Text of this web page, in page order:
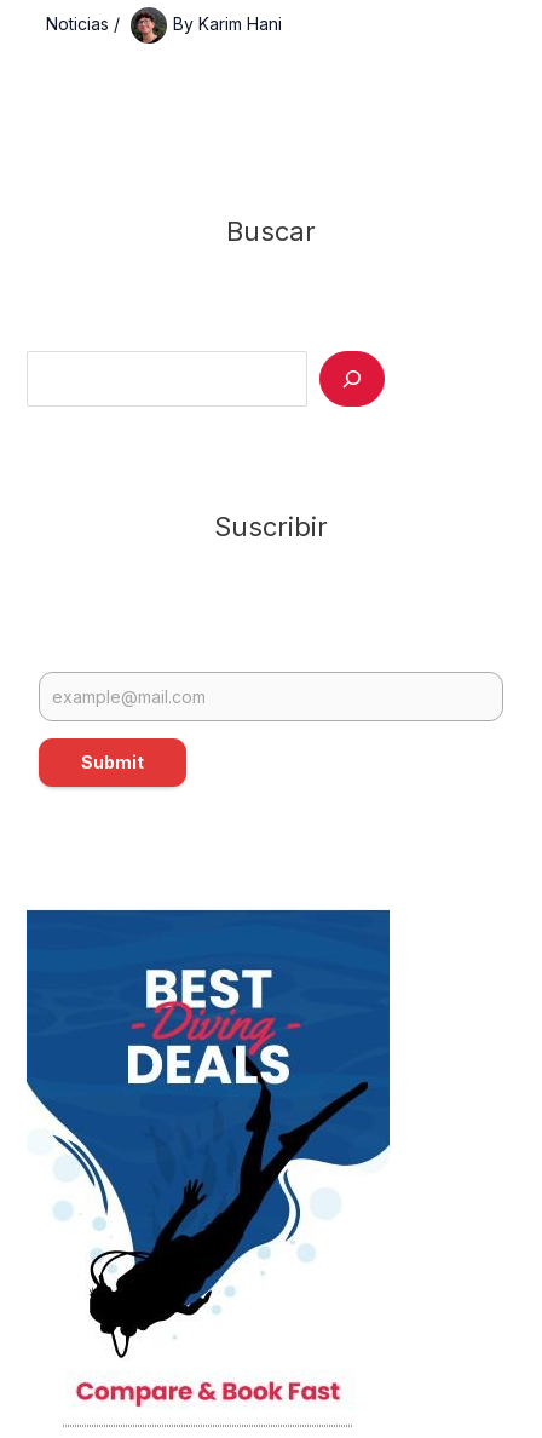
Noticias / By Karim Hani
Buscar
Suscribir
Submit